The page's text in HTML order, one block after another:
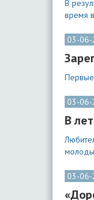
В
время
03-06-
Первые
03-06-
В
03-06-